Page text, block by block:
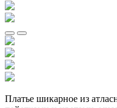
Платье шикарное из